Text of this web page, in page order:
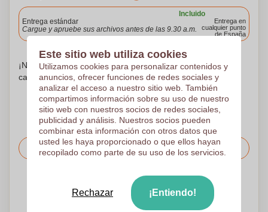
Incluido
Entrega estándar
Cargue y apruebe sus archivos antes de las 9.30 a.m.
Entrega en
cualquier punto
de España
¡No te preocupes! Simplemente suba sus archivos a la
canasta de compras
Solicitar el precio
Sube tu logotipo en la página siguiente
Revisamos su logotipo de forma gratuita antes de imprimir
Este sitio web utiliza cookies
Utilizamos cookies para personalizar contenidos y
anuncios, ofrecer funciones de redes sociales y
analizar el acceso a nuestro sitio web. También
compartimos información sobre su uso de nuestro
sitio web con nuestros socios de redes sociales,
publicidad y análisis. Nuestros socios pueden
combinar esta información con otros datos que
usted les haya proporcionado o que ellos hayan
recopilado como parte de su uso de los servicios.
Rechazar ¡Entiendo!